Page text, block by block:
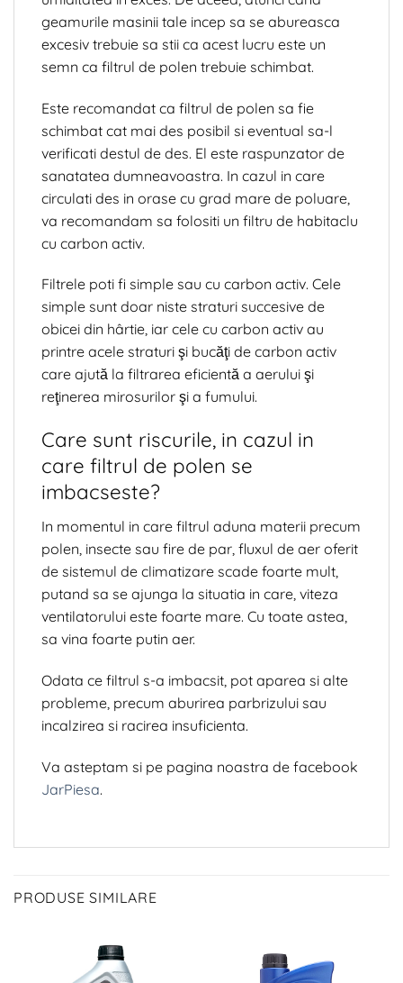
geamurile masinii tale incep sa se abureasca
excesiv trebuie sa stii ca acest lucru este un
semn ca filtrul de polen trebuie schimbat.
Este recomandat ca filtrul de polen sa fie
schimbat cat mai des posibil si eventual sa-l
verificati destul de des. El este raspunzator de
sanatatea dumneavoastra. In cazul in care
circulati des in orase cu grad mare de poluare,
va recomandam sa folositi un filtru de habitaclu
cu carbon activ.
Filtrele poti fi simple sau cu carbon activ. Cele
simple sunt doar niste straturi succesive de
obicei din hârtie, iar cele cu carbon activ au
printre acele straturi şi bucăţi de carbon activ
care ajută la filtrarea eficientă a aerului şi
reţinerea mirosurilor şi a fumului.
Care sunt riscurile, in cazul in
care filtrul de polen se
imbacseste?
In momentul in care filtrul aduna materii precum
polen, insecte sau fire de par, fluxul de aer oferit
de sistemul de climatizare scade foarte mult,
putand sa se ajunga la situatia in care, viteza
ventilatorului este foarte mare. Cu toate astea,
sa vina foarte putin aer.
Odata ce filtrul s-a imbacsit, pot aparea si alte
probleme, precum aburirea parbrizului sau
incalzirea si racirea insuficienta.
Va asteptam si pe pagina noastra de facebook
JarPiesa.
PRODUSE SIMILARE